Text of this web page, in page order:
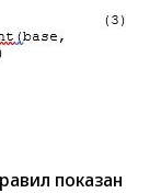
показан